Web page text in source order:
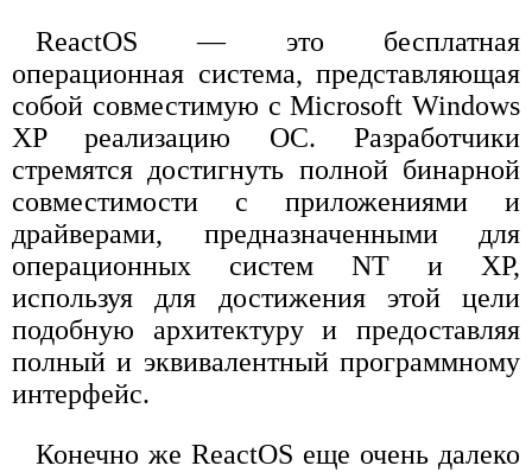
ReactOS — это бесплатная
операционная система, представляющая
собой совместимую с Microsoft Windows
XP реализацию ОС. Разработчики
стремятся достигнуть полной бинарной
совместимости с приложениями и
драйверами, предназначенными для
операционных систем NT и XP,
используя для достижения этой цели
подобную архитектуру и предоставляя
полный и эквивалентный программному
интерфейс.
Конечно же ReactOS еще очень далеко